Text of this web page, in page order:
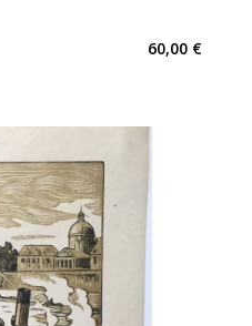
60,00 €